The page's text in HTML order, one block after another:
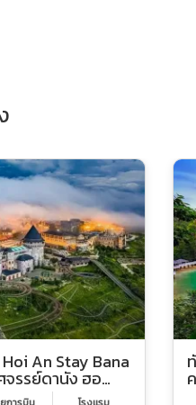
An Stay Bana
คืน)